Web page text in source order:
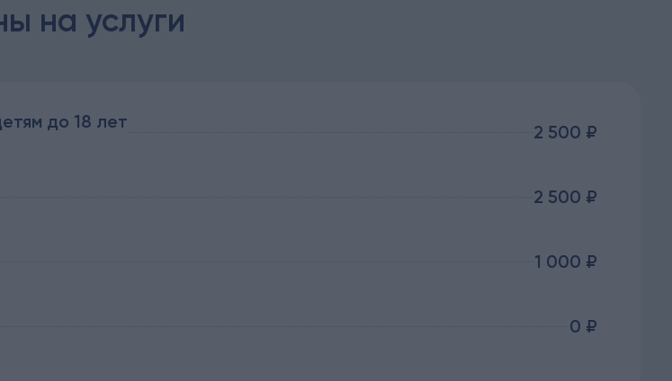
на услуги
до 18 лет 2 500 ₽
2 500 ₽
1 000 ₽
0 ₽